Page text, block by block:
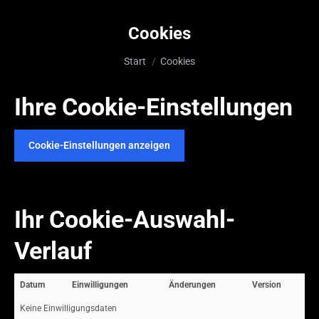
Cookies
Sie befinden sich hier:
Start Cookies
Ihre Cookie-Einstellungen
Cookie-Einstellungen anzeigen
Ihr Cookie-Auswahl-
Verlauf
Datum Einwilligungen Änderungen Version
Keine Einwilligungsdaten